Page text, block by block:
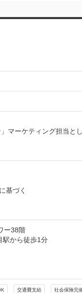
マーケティング担当と
基づく
ー38階
駅から徒歩1分
交通費支給 社会保険完